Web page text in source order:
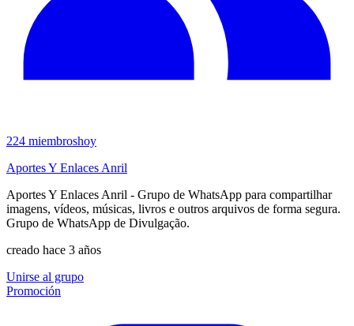
224 miembroshoy
Aportes Y Enlaces Anril
Aportes Y Enlaces Anril - Grupo de WhatsApp para compartilhar
imagens, vídeos, músicas, livros e outros arquivos de forma segura.
Grupo de WhatsApp de Divulgação.
creado hace 3 años
Unirse al grupo
Promoción